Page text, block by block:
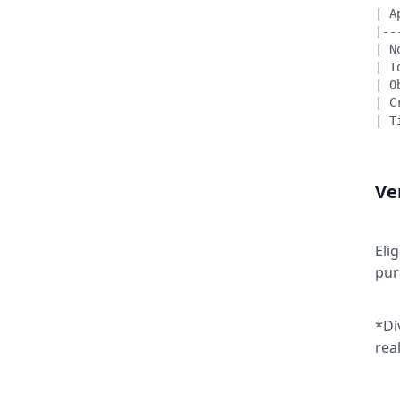
|
|
|
|
|
|